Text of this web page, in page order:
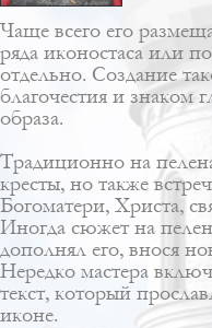
Чаще всего его
ряда иконостаса или
отдельно. Создание
благочестия и знаком
образа.
Традиционно на
кресты, но также
Богоматери, Христа,
Иногда сюжет на
дополнял его, внося
Нередко мастера
текст, который
иконе.